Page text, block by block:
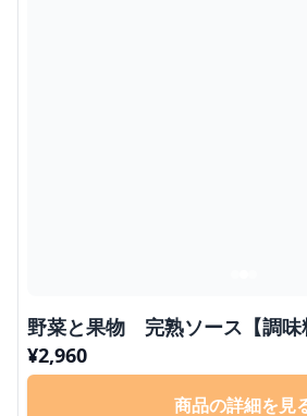
野菜と果物 完熟ソース【調味
¥2,960
商品の詳細を見